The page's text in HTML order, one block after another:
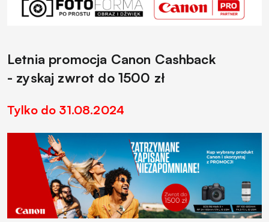
Letnia promocja Canon Cashback
- zyskaj zwrot do 1500 zł
Tylko do 31.08.2024